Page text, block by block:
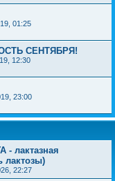
01:25
СЕНТЯБРЯ!
12:30
23:00
- лактазная
лактозы)
22:27